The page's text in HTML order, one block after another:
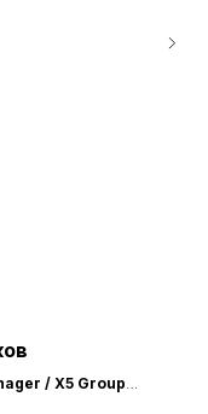
/ X5 Group